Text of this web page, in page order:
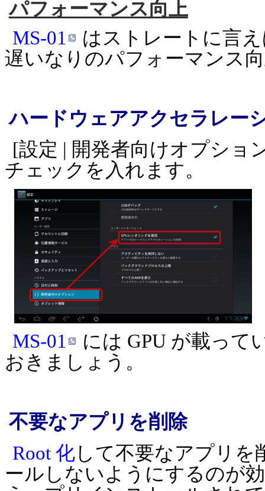
パフォーマンス向上
MS-01
はストレートに言
遅いなりのパフォーマンス
ハードウェアアクセラレー
[設定 | 開発者向けオプショ
チェックを入れます。
MS-01
には GPU が載って
おきましょう。
不要なアプリを削除
Root 化して不要なアプリ
ールしないようにするのが